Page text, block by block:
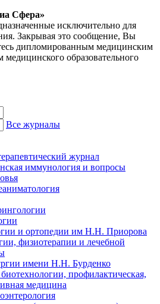
Сфера»
исключительно для
Закрывая это сообщение, Вы
дипломированным медицинским
медицинского образовательного
Все журналы
журнал
иммунология и вопросы
и ортопедии им Н.Н. Приорова
физиотерапии и лечебной
имени Н.Н. Бурденко
профилактическая,
медицина